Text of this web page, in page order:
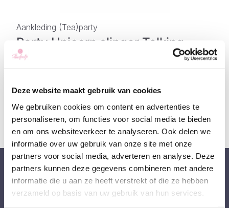
Deze website maakt gebruik van cookies
We gebruiken cookies om content en advertenties te
personaliseren, om functies voor social media te bieden
en om ons websiteverkeer te analyseren. Ook delen we
informatie over uw gebruik van onze site met onze
partners voor social media, adverteren en analyse. Deze
partners kunnen deze gegevens combineren met andere
informatie die u aan ze heeft verstrekt of die ze hebben
verzameld op basis van uw gebruik van hun services.
Aankleding (Tea)party
Party Unicorn slinger Talking
Tables
prijs
€12,50.
prijs
€10,00.